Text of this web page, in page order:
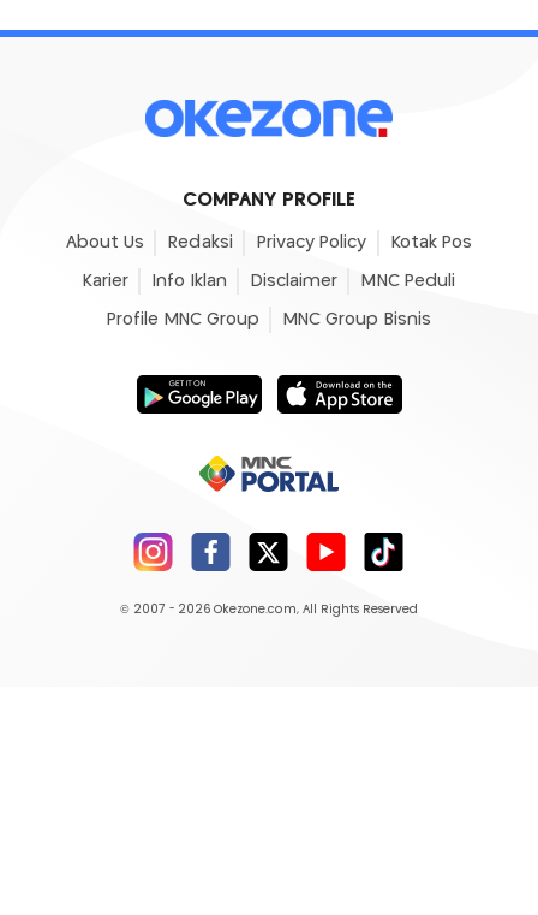
COMPANY PROFILE
About Us Redaksi Privacy Policy Kotak Pos
Karier Info Iklan Disclaimer MNC Peduli
Profile MNC Group MNC Group Bisnis
© 2007 - 2026 Okezone.com, All Rights Reserved